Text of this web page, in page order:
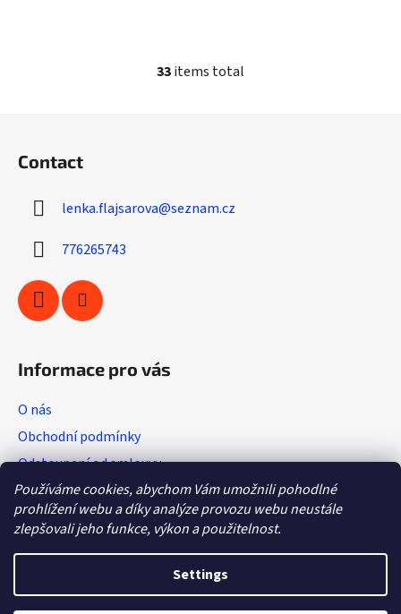
Používáme cookies, abychom Vám umožnili pohodlné
prohlížení webu a díky analýze provozu webu neustále
zlepšovali jeho funkce, výkon a použitelnost.
Settings
L
c
33items total
Contact
lenka.flajsarova@seznam.cz
776265743
Informace pro vás
O nás
Obchodní podmínky
Odstoupení od smlouvy
Vratkový list (výměna zboží)
Reklamační protokol